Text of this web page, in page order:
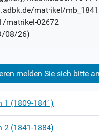
matrikel/
matrikel-02672
08/26)
melden Sie sich bitte
1 (1809-1841)
2 (1841-1884)